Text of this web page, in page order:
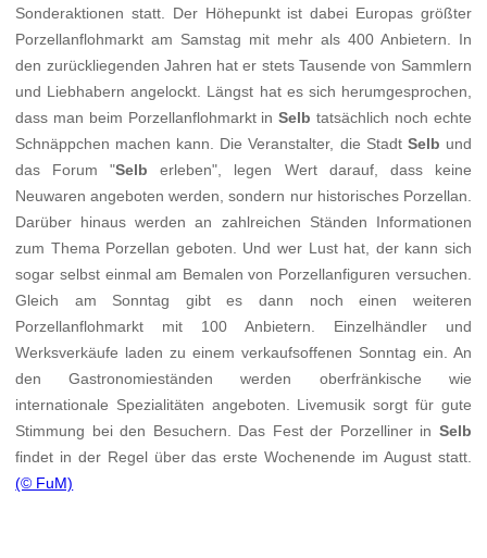
Sonderaktionen statt. Der Höhepunkt ist dabei Europas größter
Porzellanflohmarkt am Samstag mit mehr als 400 Anbietern. In
den zurückliegenden Jahren hat er stets Tausende von Sammlern
und Liebhabern angelockt. Längst hat es sich herumgesprochen,
dass man beim Porzellanflohmarkt inSelb tatsächlich noch echte
Schnäppchen machen kann. Die Veranstalter, die Stadt Selb und
das Forum "Selb erleben", legen Wert darauf, dass keine
Neuwaren angeboten werden, sondern nur historisches Porzellan.
Darüber hinaus werden an zahlreichen Ständen Informationen
zum Thema Porzellan geboten. Und wer Lust hat, der kann sich
sogar selbst einmal am Bemalen von Porzellanfiguren versuchen.
Gleich am Sonntag gibt es dann noch einen weiteren
Porzellanflohmarkt mit 100 Anbietern. Einzelhändler und
Werksverkäufe laden zu einem verkaufsoffenen Sonntag ein. An
den Gastronomieständen werden oberfränkische wie
internationale Spezialitäten angeboten. Livemusik sorgt für gute
Stimmung bei den Besuchern. Das Fest der Porzelliner in Selb
findet in der Regel über das erste Wochenende im August statt.
(© FuM)